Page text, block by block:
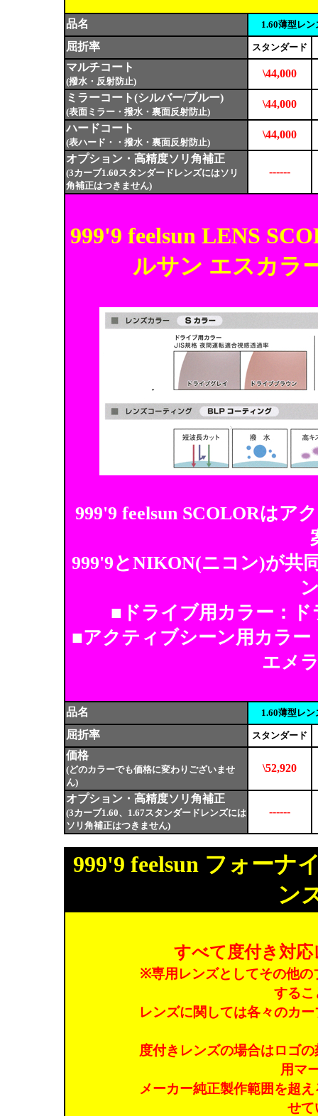
品名 1.60薄型レ
屈折率 スタンダード
マルチコート
(撥水・反射防止)
\44,000
ミラーコート(シルバー/ブルー)
(表面ミラー・撥水・裏面反射防止)
\44,000
ハードコート
(表ハード・・撥水・裏面反射防止)
\44,000
オプション・高精度ソリ角補正
(3カーブ1.60スタンダードレンズにはソリ
角補正はつきません)
------
999'9 feelsun LENS
ルサン エスカラ
999'9 feelsun SCOLORはア
999'9とNIKON(ニコン)が共
■ドライブ用カラー：
■アクティブシーン用カラ
エメ
品名 1.60薄型レ
屈折率 スタンダード
価格
(どのカラーでも価格に変わりございませ
ん)
\52,920
オプション・高精度ソリ角補正
(3カーブ1.60、1.67スタンダードレンズには
ソリ角補正はつきません)
------
999'9 feelsun フォーナ
ン
すべて度付き対
※専用レンズとしてその他の
するこ
レンズに関しては各々のカ
度付きレンズの場合はロゴ
用マ
メーカー純正製作範囲を超
せて